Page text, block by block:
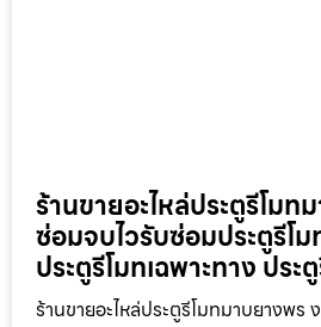
ร้านขายอะไหล่ประตูรีโมท
ซ่อมจบไวรับซ่อมประตูรีโ
ประตูรีโมทเฉพาะทาง ปร
ร้านขายอะไหล่ประตูรีโมทมาบยางพร